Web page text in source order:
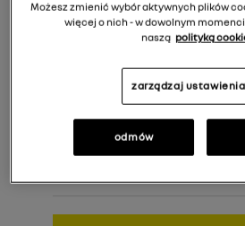
Cena rekomendowana:
Możesz zmienić wybór aktywnych plików
więcej o nich - w dowolnym
naszą polityką
zarządzaj
odmów